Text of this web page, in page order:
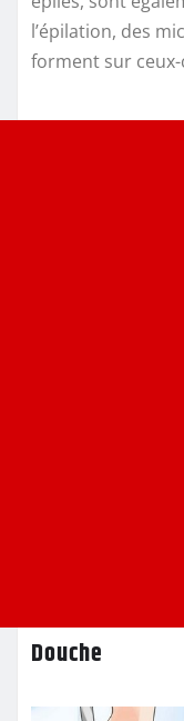
l’épilation, des
forment sur ceux-
Douche